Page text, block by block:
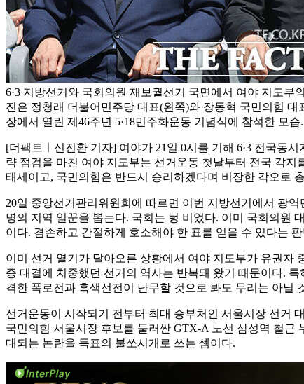
6·3 지방선거와 국회의원 재보궐선거 국면에서 여야 지도부
진은 정청래 더불어민주당 대표(왼쪽)와 장동혁 국민의힘 대
장에서 열린 제46주년 5·18민주화운동 기념식에 참석한 모습
[더팩트ㅣ신진환 기자] 여야가 21일 0시를 기해 6·3 전국동
략 점검을 마친 여야 지도부는 선거운동 첫날부터 전국 각
태세이고, 국민의힘은 반드시 승리하겠다며 비장한 각오로
20일 중앙선거관리위원회에 따르면 이번 지방선거에서 광역
명의 지역 일꾼을 뽑는다. 국회는 텅 비었다. 이미 국회의원
이다. 겸손하고 간절하게 호소해야 한 표를 얻을 수 있다는
이미 선거 열기가 달아오른 상황에서 여야 지도부가 유권자
증 대결에 치중했던 선거의 역사는 반복돼 왔기 때문이다.
격한 폭로전과 흑색선전이 난무할 것으로 봐도 무리는 아닐
선거운동이 시작되기 전부터 최대 승부처인 서울시장 선거
국민의힘 서울시장 후보를 둘러싼 GTX-A 노선 삼성역 철근
대되는 논란을 득표의 불쏘시개로 쓰는 셈이다.